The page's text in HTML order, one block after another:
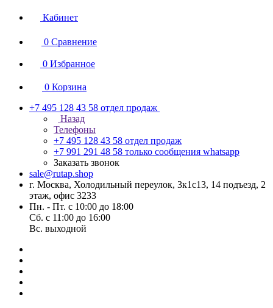
Кабинет
0 Сравнение
0 Избранное
0 Корзина
+7 495 128 43 58 отдел продаж
Назад
Телефоны
+7 495 128 43 58 отдел продаж
+7 991 291 48 58 только сообщения whatsapp
Заказать звонок
sale@rutap.shop
г. Москва, Холодильный переулок, 3к1с13, 14 подъезд, 2
этаж, офис 3233
Пн. - Пт. с 10:00 до 18:00
Сб. с 11:00 до 16:00
Вс. выходной